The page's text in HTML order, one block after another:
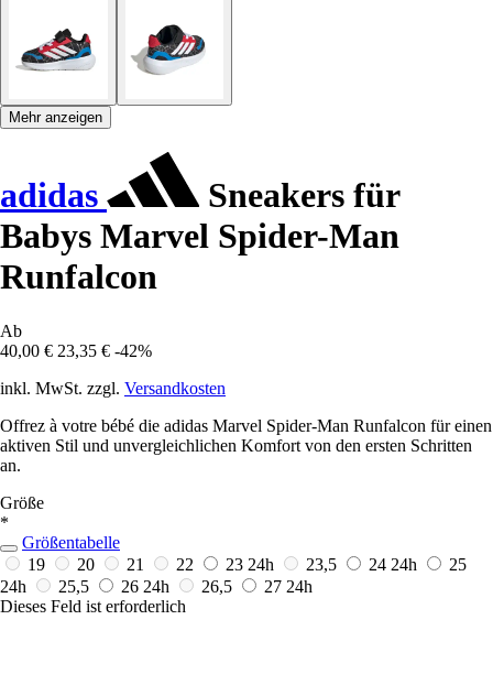
Mehr anzeigen
adidas
Sneakers für
Babys Marvel Spider-Man
Runfalcon
Ab
40,00 € 23,35 € -42%
inkl. MwSt. zzgl. Versandkosten
Offrez à votre bébé die adidas Marvel Spider-Man Runfalcon für einen
aktiven Stil und unvergleichlichen Komfort von den ersten Schritten
an.
Größe
*
Größentabelle
19
20 21 22 23 24h 23,5 24 24h
25
24h
25,5 26 24h 26,5 27 24h
Dieses Feld ist erforderlich